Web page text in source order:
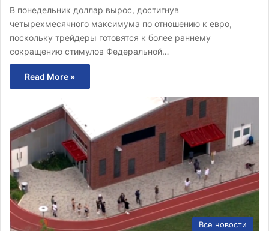
В понедельник доллар вырос, достигнув
четырехмесячного максимума по отношению к евро,
поскольку трейдеры готовятся к более раннему
сокращению стимулов Федеральной…
Read More »
Все новости